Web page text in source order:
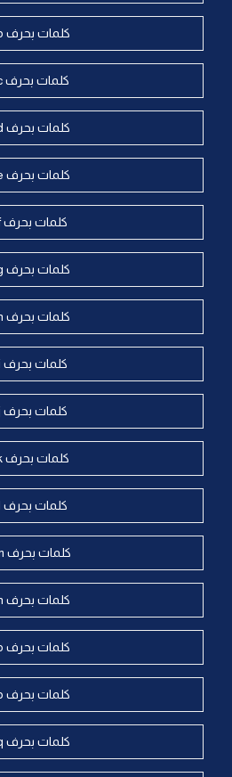
كلمات بحرف b
كلمات بحرف c
كلمات بحرف d
كلمات بحرف e
كلمات بحرف f
كلمات بحرف g
كلمات بحرف h
كلمات بحرف i
كلمات بحرف j
كلمات بحرف k
كلمات بحرف l
كلمات بحرف m
كلمات بحرف n
كلمات بحرف o
كلمات بحرف p
كلمات بحرف q